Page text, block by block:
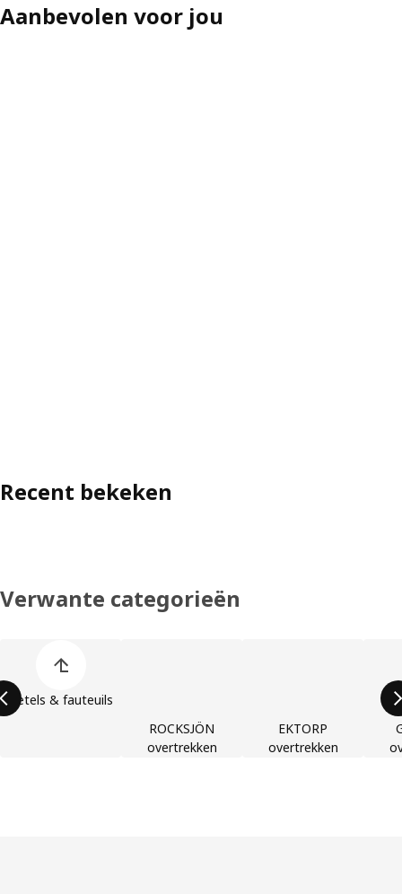
Aanbevolen voor jou
Recent bekeken
Verwante categorieën
Zetels & fauteuils
ROCKSJÖN
overtrekken
EKTORP
overtrekken